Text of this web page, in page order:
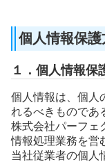
個人情報保護
１．個人情報保
個人情報は、個人
れるべきものであ
株式会社パーフェ
情報処理業務を営
当社従業者の個人